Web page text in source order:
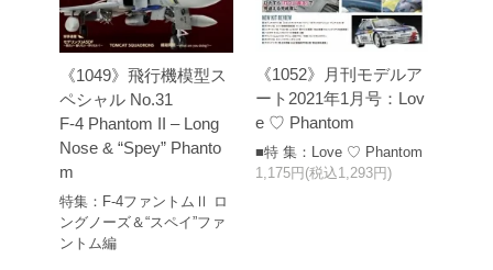
《1049》飛行機模型ス
ペシャル No.31
F-4 Phantom II – Long
Nose & “Spey” Phanto
m
特集：F-4ファントムⅡ ロ
ングノーズ＆“スペイ”ファ
ントム編
《1052》月刊モデルア
ート2021年1月号：Lov
e ♡ Phantom
■特 集：Love ♡ Phantom
1,175円(税込1,293円)